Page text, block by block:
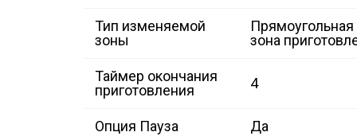
Тип изменяемой
зоны
Прямоугольная
зона
Таймер окончания
приготовления
4
Опция Пауза Да